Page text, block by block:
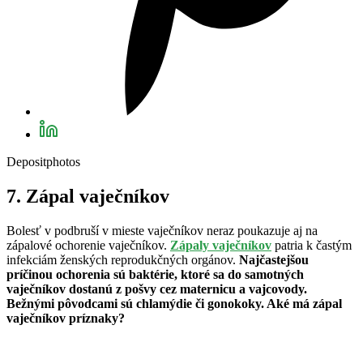
Depositphotos
7. Zápal vaječníkov
Bolesť v podbruší v mieste vaječníkov neraz poukazuje aj na
zápalové ochorenie vaječníkov. Zápaly vaječníkov patria k častým
infekciám ženských reprodukčných orgánov. Najčastejšou
príčinou ochorenia sú baktérie, ktoré sa do samotných
vaječníkov dostanú z pošvy cez maternicu a vajcovody.
Bežnými pôvodcami sú chlamýdie či gonokoky. Aké má zápal
vaječníkov príznaky?